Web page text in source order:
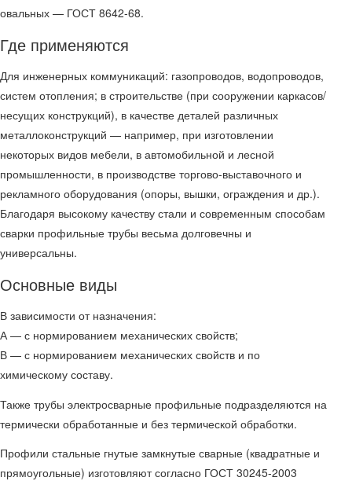
овальных — ГОСТ 8642-68.
Где применяются
Для инженерных коммуникаций: газопроводов, водопроводов,
систем отопления; в строительстве (при сооружении каркасов/
несущих конструкций), в качестве деталей различных
металлоконструкций — например, при изготовлении
некоторых видов мебели, в автомобильной и лесной
промышленности, в производстве торгово-выставочного и
рекламного оборудования (опоры, вышки, ограждения и др.).
Благодаря высокому качеству стали и современным способам
сварки профильные трубы весьма долговечны и
универсальны.
Основные виды
В зависимости от назначения:
А — с нормированием механических свойств;
В — с нормированием механических свойств и по
химическому составу.
Также трубы электросварные профильные подразделяются на
термически обработанные и без термической обработки.
Профили стальные гнутые замкнутые сварные (квадратные и
прямоугольные) изготовляют согласно ГОСТ 30245-2003